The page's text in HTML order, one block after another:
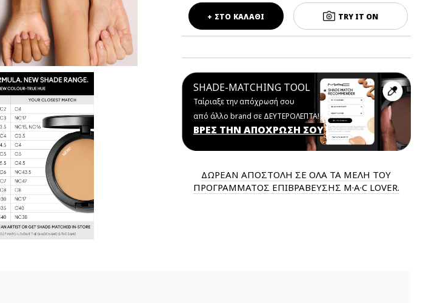
SHADE-MATCHING TOOL
Ταίριαξε την απόχρωσή σου
από άλλο brand σε ΔΕΥΤΕΡΟΛΕΠΤΑ!
ΒΡΕΣ ΤΗΝ ΑΠΟΧΡΩΣΗ ΣΟΥ
TRY IT ON
+ ΣΤΟ ΚΑΛΑΘΙ
ΔΩΡΕΑΝ ΑΠΟΣΤΟΛΗ ΣΕ ΟΛΑ ΤΑ ΜΕΛΗ ΤΟΥ
ΠΡΟΓΡΑΜΜΑΤΟΣ ΕΠΙΒΡΑΒΕΥΣΗΣ M·A·C LOVER.